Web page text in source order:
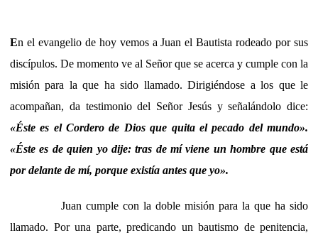
En el evangelio de hoy vemos a Juan el Bautista rodeado por sus
discípulos. De momento ve al Señor que se acerca y cumple con la
misión para la que ha sido llamado. Dirigiéndose a los que le
acompañan, da testimonio del Señor Jesús y señalándolo dice:
«Éste es el Cordero de Dios que quita el pecado del mundo».
«Éste es de quien yo dije: tras de mí viene un hombre que está
por delante de mí, porque existía antes que yo».
Juan cumple con la doble misión para la que ha sido
llamado. Por una parte, predicando un bautismo de penitencia,